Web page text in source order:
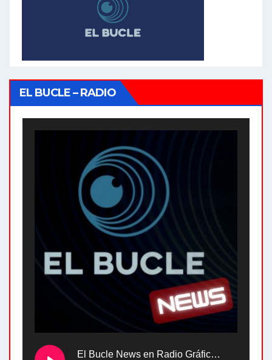
EL BUCLE – RADIO
El Bucle News en Radio Gráfica. Bloque 2 . 28.04.24